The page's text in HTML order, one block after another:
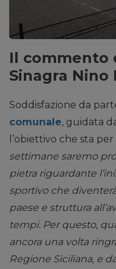
Il commento
Sinagra Nino
Soddisfazione da
comunale, guidata
l’obiettivo che sta
settimane saremo
pietra riguardante
sportivo che
paese e struttura
tempi. Per questo,
ancora una volta
Regione Siciliana, e